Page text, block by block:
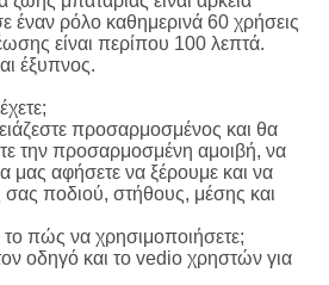
έναν ρόλο καθημερινά 60 χρήσεις
είναι περίπου 100 λεπτά.
έξυπνος.
προσαρμοσμένος και θα
την προσαρμοσμένη αμοιβή, να
μας αφήσετε να ξέρουμε και να
ποδιού, στήθους, μέσης και
το πώς να χρησιμοποιήσετε;
οδηγό και το vedio χρηστών για